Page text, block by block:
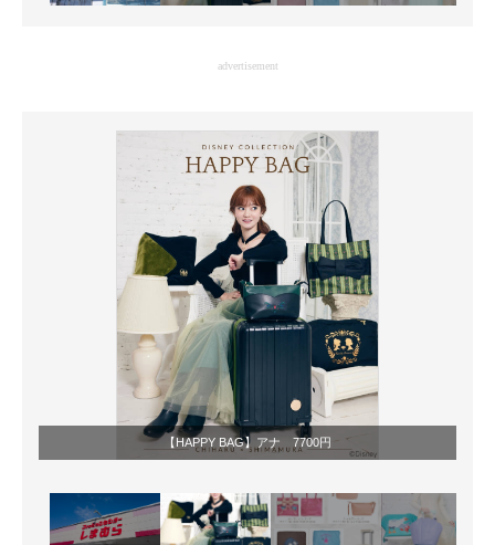
ITエンジニア向け専門サイト
製造業のIT導入・活用を支援
モノづくり技術者専門サイト
エレクトロニクス専門サイト
電子設計の基本と応用
エネルギーの専門メディア
建設×テクノロジーの最前線
ちょっと気になるネットの話題
advertisement
【HAPPY BAG】アナ 7700円